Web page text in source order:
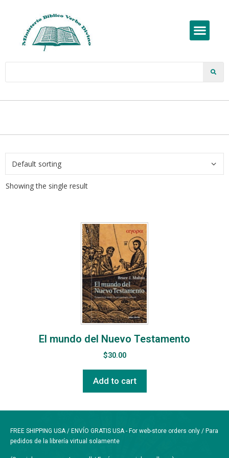
Showing the single result
El mundo del Nuevo Testamento
$30.00
Add to cart
FREE SHIPPING USA / ENVÍO GRATIS USA - For web-store orders only / Para
pedidos de la librería virtual solamente